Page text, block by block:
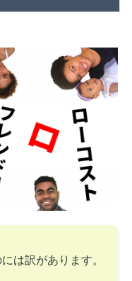
は訳があります。